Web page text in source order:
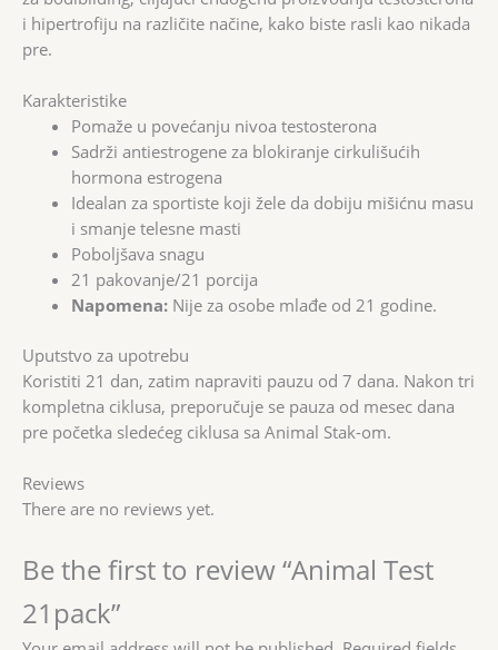
i hipertrofiju na različite načine, kako biste rasli kao nikada
pre.
Karakteristike
Pomaže u povećanju nivoa testosterona
Sadrži antiestrogene za blokiranje cirkulišućih
hormona estrogena
Idealan za sportiste koji žele da dobiju mišićnu masu
i smanje telesne masti
Poboljšava snagu
21 pakovanje/21 porcija
Napomena:Nije za osobe mlađe od 21 godine.
Uputstvo za upotrebu
Koristiti 21 dan, zatim napraviti pauzu od 7 dana. Nakon tri
kompletna ciklusa, preporučuje se pauza od mesec dana
pre početka sledećeg ciklusa sa Animal Stak-om.
Reviews
There are no reviews yet.
Be the first to review “Animal Test
21pack”